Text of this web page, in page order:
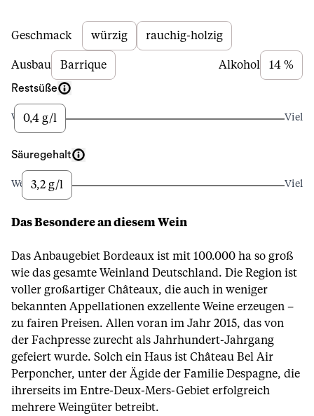
Beschreibung
Geschmack würzig rauchig-holzig
Ausbau Barrique Alkohol 14 %
Restsüße
Wenig
0,4 g/l Viel
Säuregehalt
Wenig3,2 g/l Viel
Das Besondere an diesem Wein
Das Anbaugebiet Bordeaux ist mit 100.000 ha so groß
wie das gesamte Weinland Deutschland. Die Region ist
voller großartiger Châteaux, die auch in weniger
bekannten Appellationen exzellente Weine erzeugen –
zu fairen Preisen. Allen voran im Jahr 2015, das von
der Fachpresse zurecht als Jahrhundert-Jahrgang
gefeiert wurde. Solch ein Haus ist Château Bel Air
Perponcher, unter der Ägide der Familie Despagne, die
ihrerseits im Entre-Deux-Mers-Gebiet erfolgreich
mehrere Weingüter betreibt.